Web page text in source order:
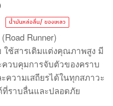
น้ำมันหล่อลื่น/ ของเหลว
Runner)
ใช้สารเติมแต่งคุณภาพสูง มี
วบคุมการจับตัวของคราบ
ความเสถียรได้ในทุกสภาวะ
ที่ราบลื่นและปลอดภัย